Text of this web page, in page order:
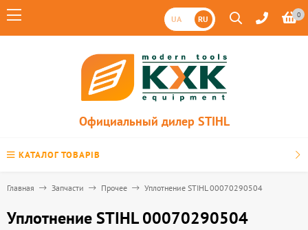
UA RU 0
Официальный дилер STIHL
КАТАЛОГ ТОВАРІВ
Главная Запчасти Прочее Уплотнение STIHL 00070290504
Уплотнение STIHL 00070290504